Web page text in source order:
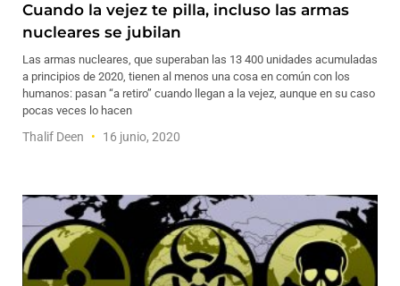
Cuando la vejez te pilla, incluso las armas
nucleares se jubilan
Las armas nucleares, que superaban las 13 400 unidades acumuladas
a principios de 2020, tienen al menos una cosa en común con los
humanos: pasan “a retiro” cuando llegan a la vejez, aunque en su caso
pocas veces lo hacen
Thalif Deen 16 junio, 2020